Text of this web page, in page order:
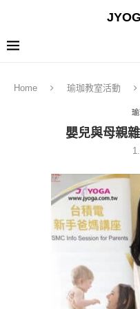
Home 瑜珈教室活動
嬰兒與母親